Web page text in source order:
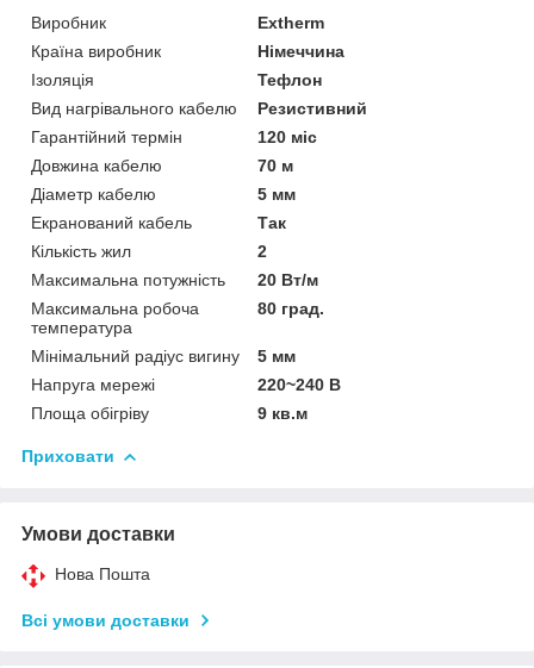
Виробник
Extherm
Країна виробник
Німеччина
Ізоляція
Тефлон
Вид нагрівального кабелю
Резистивний
Гарантійний термін
120 міс
Довжина кабелю
70 м
Діаметр кабелю
5 мм
Екранований кабель
Так
Кількість жил
2
Максимальна потужність
20 Вт/м
Максимальна робоча
температура
80 град.
Мінімальний радіус вигину
5 мм
Напруга мережі
220~240 В
Площа обігріву
9 кв.м
Приховати
Умови доставки
Нова Пошта
Всі умови доставки